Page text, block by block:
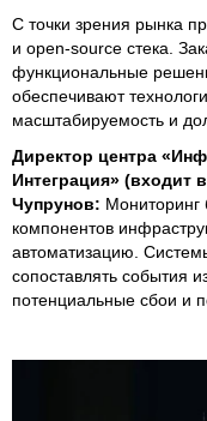
С точки зрения рынка
и open-source стека.
функциональные
обеспечивают
масштабируемость и
Директор центра
Интеграция» (входит
Чупрунов: Мониторинг
компонентов
автоматизацию.
сопоставлять события
потенциальные сбои и